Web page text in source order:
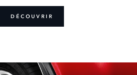
DÉCOUVRIR